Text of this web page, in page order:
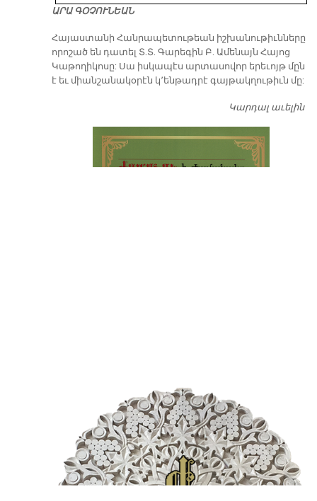
ԱՐԱ ԳՕՉՈՒՆԵԱՆ
​Հայաստանի Հանրապետութեան իշխանութիւնները
որոշած են դատել Տ.Տ. Գարեգին Բ. Ամենայն Հայոց
Կաթողիկոսը: Սա իսկապէս արտասովոր երեւոյթ մըն
է եւ միանշանակօրէն կ՚ենթադրէ գայթակղութիւն մը:
Կարդալ աւելին